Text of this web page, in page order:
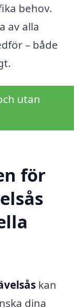
behov.
av alla
– både
utan
för
kan
dina